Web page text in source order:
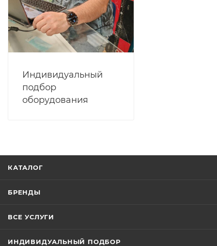
Индивидуальный
подбор
оборудования
КАТАЛОГ
БРЕНДЫ
ВСЕ УСЛУГИ
ИНДИВИДУАЛЬНЫЙ ПОДБОР